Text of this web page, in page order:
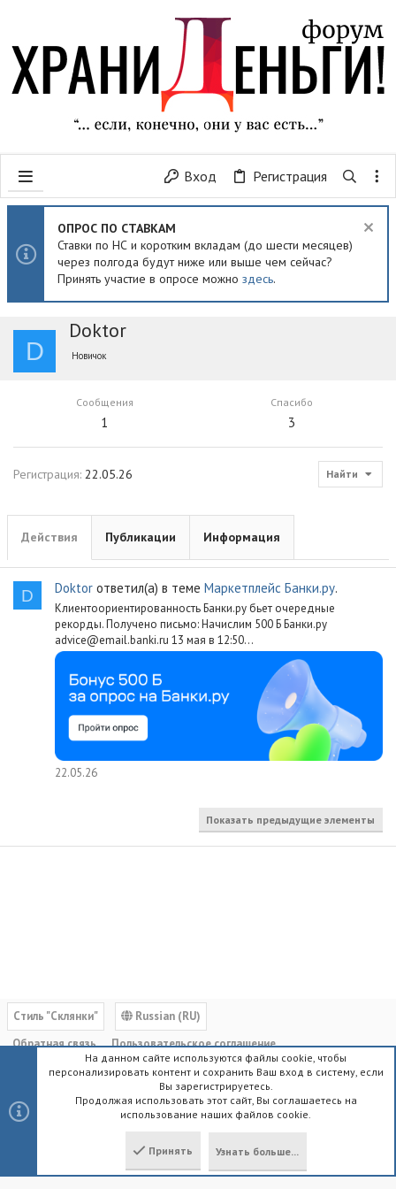
Вход Регистрация
ОПРОС ПО СТАВКАМ
Ставки по НС и коротким вкладам (до шести месяцев)
через полгода будут ниже или выше чем сейчас?
Принять участие в опросе можно здесь.
D
Doktor
Новичок
Сообщения
1
Спасибо
3
Регистрация 22.05.26 Найти
Действия Публикации Информация
D Doktor ответил(а) в теме Маркетплейс Банки.ру.
Клиентоориентированность Банки.ру бьет очередные
рекорды. Получено письмо: Начислим 500 Б Банки.ру
advice@email.banki.ru 13 мая в 12:50...
22.05.26
Показать предыдущие элементы
Cтиль "Склянки"
Russian (RU)
Обратная связь
Пользовательское соглашение
Политика конфиденциальности
Помощь Главная
R
S
Community platform by XenForo® © 2010-2023 XenForo Ltd.
XenForo.Info
На данном сайте используются файлы cookie, чтобы
персонализировать контент и сохранить Ваш вход в систему, если
Вы зарегистрируетесь.
Продолжая использовать этот сайт, Вы соглашаетесь на
использование наших файлов cookie.
Принять Узнать больше...